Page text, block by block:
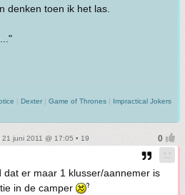
denken toen ik het las.
| Dexter | Game of Thrones | Impractical Jokers
21 juni 2011 @ 17:05 • 19
dat er maar 1 klusser/aannemer is
in de camper